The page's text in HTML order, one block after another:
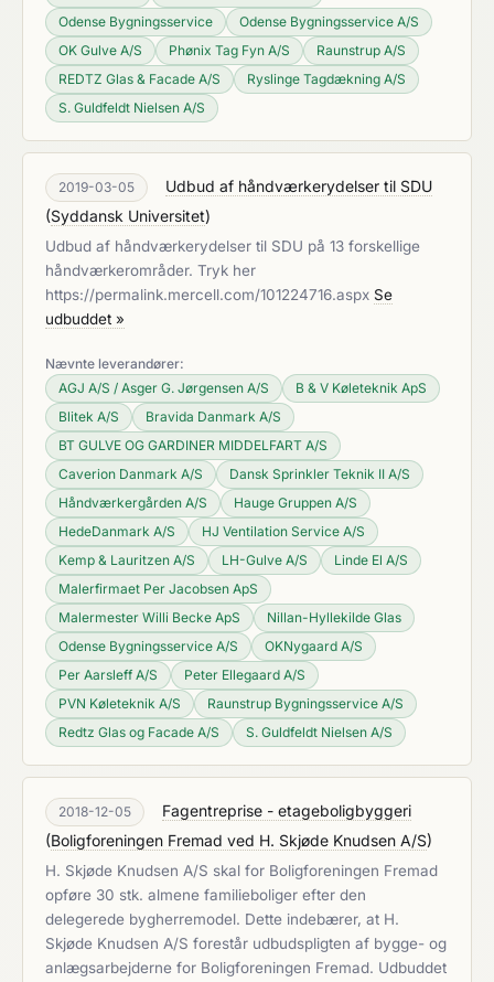
Odense Bygningsservice
Odense Bygningsservice A/S
OK Gulve A/S
Phønix Tag Fyn A/S
Raunstrup A/S
REDTZ Glas & Facade A/S
Ryslinge Tagdækning A/S
S. Guldfeldt Nielsen A/S
2019-03-05
Udbud af håndværkerydelser til SDU
(Syddansk Universitet)
Udbud af håndværkerydelser til SDU på 13 forskellige
håndværkerområder. Tryk her
https://permalink.mercell.com/101224716.aspx Se
udbuddet »
Nævnte leverandører:
AGJ A/S / Asger G. Jørgensen A/S
B & V Køleteknik ApS
Blitek A/S
Bravida Danmark A/S
BT GULVE OG GARDINER MIDDELFART A/S
Caverion Danmark A/S
Dansk Sprinkler Teknik II A/S
Håndværkergården A/S
Hauge Gruppen A/S
HedeDanmark A/S
HJ Ventilation Service A/S
Kemp & Lauritzen A/S
LH-Gulve A/S
Linde El A/S
Malerfirmaet Per Jacobsen ApS
Malermester Willi Becke ApS
Nillan-Hyllekilde Glas
Odense Bygningsservice A/S
OKNygaard A/S
Per Aarsleff A/S
Peter Ellegaard A/S
PVN Køleteknik A/S
Raunstrup Bygningsservice A/S
Redtz Glas og Facade A/S
S. Guldfeldt Nielsen A/S
2018-12-05
Fagentreprise - etageboligbyggeri
(Boligforeningen Fremad ved H. Skjøde Knudsen A/S)
H. Skjøde Knudsen A/S skal for Boligforeningen Fremad
opføre 30 stk. almene familieboliger efter den
delegerede bygherremodel. Dette indebærer, at H.
Skjøde Knudsen A/S forestår udbudspligten af bygge- og
anlægsarbejderne for Boligforeningen Fremad. Udbuddet